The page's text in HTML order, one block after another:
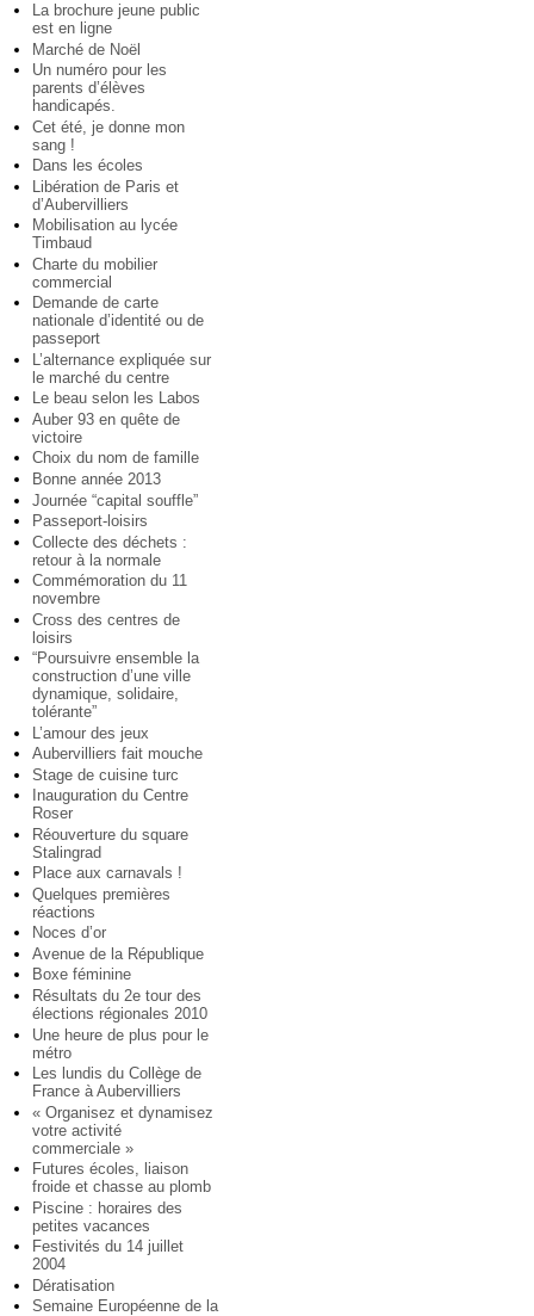
La brochure jeune public
est en ligne
Marché de Noël
Un numéro pour les
parents d’élèves
handicapés.
Cet été, je donne mon
sang !
Dans les écoles
Libération de Paris et
d’Aubervilliers
Mobilisation au lycée
Timbaud
Charte du mobilier
commercial
Demande de carte
nationale d’identité ou de
passeport
L’alternance expliquée sur
le marché du centre
Le beau selon les Labos
Auber 93 en quête de
victoire
Choix du nom de famille
Bonne année 2013
Journée “capital souffle”
Passeport-loisirs
Collecte des déchets :
retour à la normale
Commémoration du 11
novembre
Cross des centres de
loisirs
“Poursuivre ensemble la
construction d’une ville
dynamique, solidaire,
tolérante”
L’amour des jeux
Aubervilliers fait mouche
Stage de cuisine turc
Inauguration du Centre
Roser
Réouverture du square
Stalingrad
Place aux carnavals !
Quelques premières
réactions
Noces d’or
Avenue de la République
Boxe féminine
Résultats du 2e tour des
élections régionales 2010
Une heure de plus pour le
métro
Les lundis du Collège de
France à Aubervilliers
« Organisez et dynamisez
votre activité
commerciale »
Futures écoles, liaison
froide et chasse au plomb
Piscine : horaires des
petites vacances
Festivités du 14 juillet
2004
Dératisation
Semaine Européenne de la